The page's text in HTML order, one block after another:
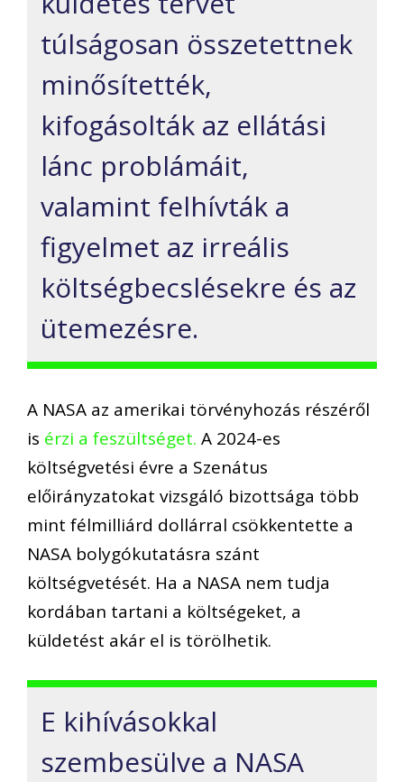
túlságosan összetettnek
minősítették,
kifogásolták az ellátási
lánc problámáit,
valamint felhívták a
figyelmet az irreális
költségbecslésekre és az
ütemezésre.
A NASA az amerikai törvényhozás részéről
is érzi a feszültséget. A 2024-es
költségvetési évre a Szenátus
előirányzatokat vizsgáló bizottsága több
mint félmilliárd dollárral csökkentette a
NASA bolygókutatásra szánt
költségvetését. Ha a NASA nem tudja
kordában tartani a költségeket, a
küldetést akár el is törölhetik.
E kihívásokkal
szembesülve a NASA